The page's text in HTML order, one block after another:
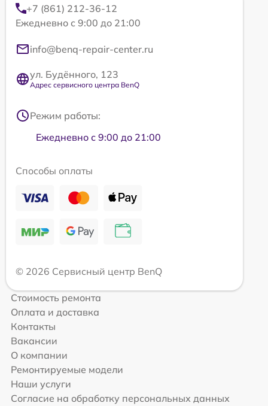
+7 (861) 212-36-12
Ежедневно с 9:00 до 21:00
info@benq-repair-center.ru
ул. Будённого, 123
Адрес сервисного центра BenQ
Режим работы:
Ежедневно с 9:00 до 21:00
Способы оплаты
© 2026 Сервисный центр BenQ
Стоимость ремонта
Оплата и доставка
Контакты
Вакансии
О компании
Ремонтируемые модели
Наши услуги
Согласие на обработку персональных данных